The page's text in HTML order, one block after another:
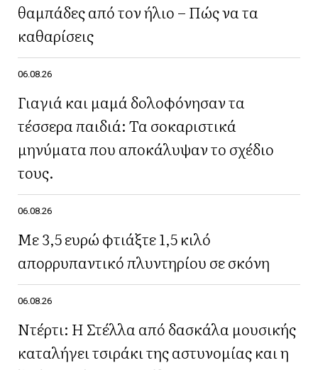
θαμπάδες από τον ήλιο – Πώς να τα
καθαρίσεις
06.08.26
Γιαγιά και μαμά δολοφόνησαν τα
τέσσερα παιδιά: Τα σοκαριστικά
μηνύματα που αποκάλυψαν το σχέδιο
τους.
06.08.26
Με 3,5 ευρώ φτιάξτε 1,5 κιλό
απορρυπαντικό πλυντηρίου σε σκόνη
06.08.26
Ντέρτι: Η Στέλλα από δασκάλα μουσικής
καταλήγει τσιράκι της αστυνομίας και η